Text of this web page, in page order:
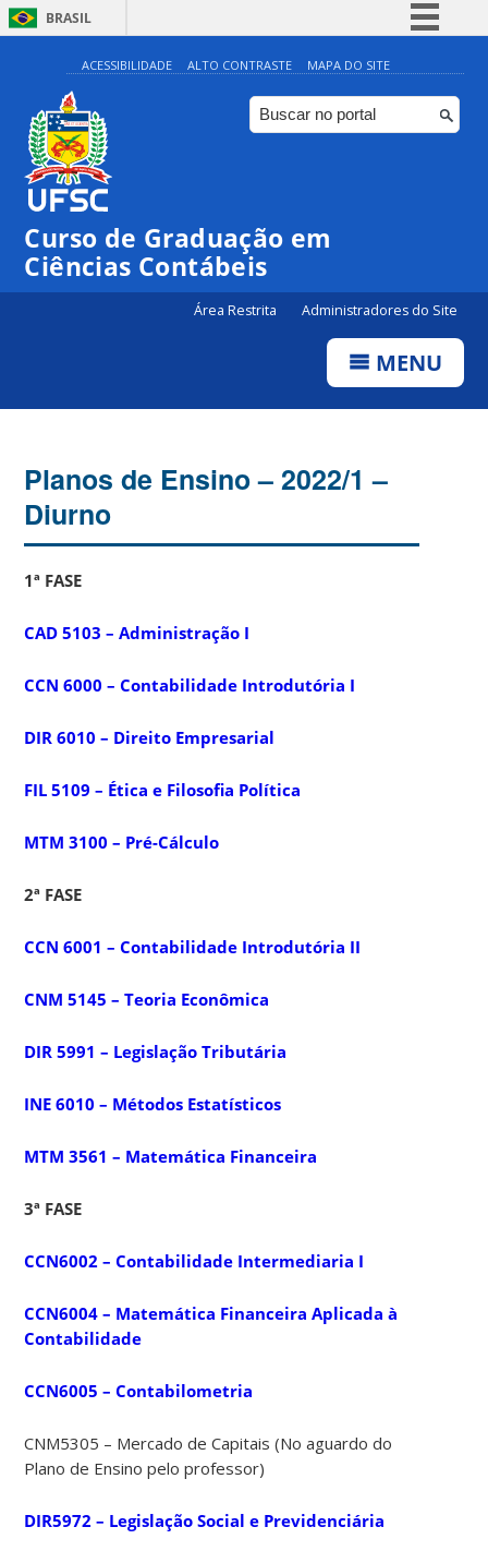
BRASIL
Simplifique!
Comunica BR
Participe
Canais
ACESSIBILIDADE ALTO CONTRASTE MAPA DO SITE
Curso de Graduação em
Ciências Contábeis
Área Restrita Administradores do Site
MENU
Planos de Ensino – 2022/1 –
Diurno
1ª FASE
CAD 5103 – Administração I
CCN 6000 – Contabilidade Introdutória I
DIR 6010 – Direito Empresarial
FIL 5109 – Ética e Filosofia Política
MTM 3100 – Pré-Cálculo
2ª FASE
CCN 6001 – Contabilidade Introdutória II
CNM 5145 – Teoria Econômica
DIR 5991 – Legislação Tributária
INE 6010 – Métodos Estatísticos
MTM 3561 – Matemática Financeira
3ª FASE
CCN6002 – Contabilidade Intermediaria I
CCN6004 – Matemática Financeira Aplicada à
Contabilidade
CCN6005 – Contabilometria
CNM5305 – Mercado de Capitais (No aguardo do
Plano de Ensino pelo professor)
DIR5972 – Legislação Social e Previdenciária